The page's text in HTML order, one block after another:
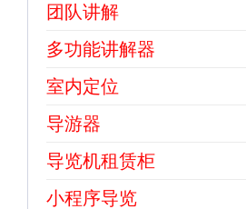
团队讲解
多功能讲解器
室内定位
导游器
导览机租赁柜
小程序导览